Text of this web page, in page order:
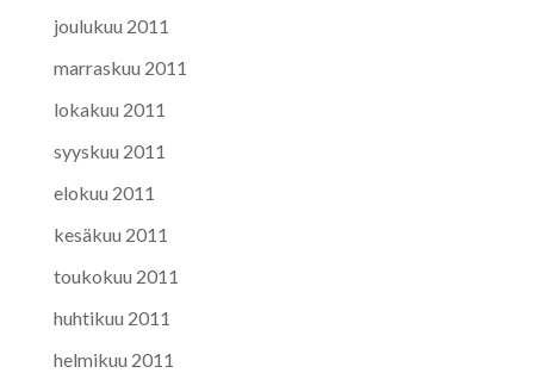
joulukuu 2011
marraskuu 2011
lokakuu 2011
syyskuu 2011
elokuu 2011
kesäkuu 2011
toukokuu 2011
huhtikuu 2011
helmikuu 2011